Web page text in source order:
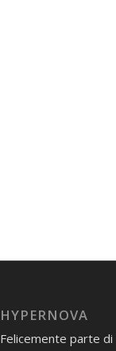
HYPERNOVA
Felicemente parte di